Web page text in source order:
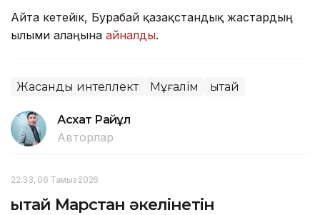
Айта кетейік, Бурабай қазақстандық жастардың
ғылыми алаңына айналды.
Жасанды интеллект Мұғалім Қытай
Асхат Райқұл
Авторлар
22:33, 06 Тамыз 2026
Қытай Марстан әкелінетін